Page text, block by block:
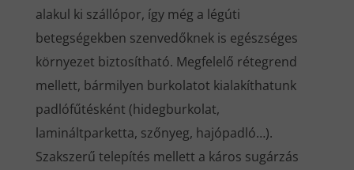
alakul ki szállópor, így még a légúti
betegségekben szenvedőknek is egészséges
környezet biztosítható. Megfelelő rétegrend
mellett, bármilyen burkolatot kialakíthatunk
padlófűtésként (hidegburkolat,
lamináltparketta, szőnyeg, hajópadló…).
Szakszerű telepítés mellett a káros sugárzás